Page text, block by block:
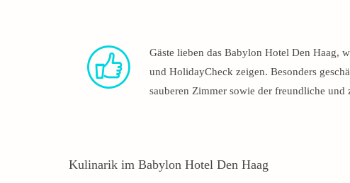
Gäste lieben das Babylon Hotel Den Haag,
und HolidayCheck zeigen. Besonders
sauberen Zimmer sowie der freundliche und
Kulinarik im Babylon Hotel Den Haag